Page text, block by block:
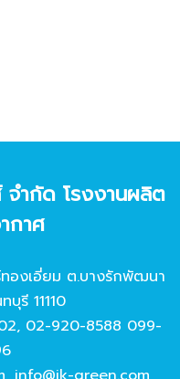
จํากัด โรงงานผลิต
กาศ
องเอี่ยม ต.บางรักพัฒนา
รี 11110
, 02-920-8588 099-